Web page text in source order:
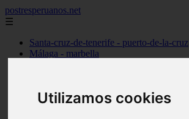
Utilizamos cookies
postresperuanos.net
☰
Santa-cruz-de-tenerife - puerto-de-la-cruz
Málaga - marbella
Barcelona - l39hospitalet-de-llobregat